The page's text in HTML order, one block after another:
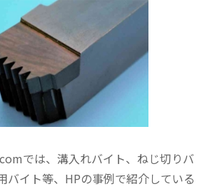
では、溝入れバイト、ねじ切りバ
バイト等、HPの事例で紹介している